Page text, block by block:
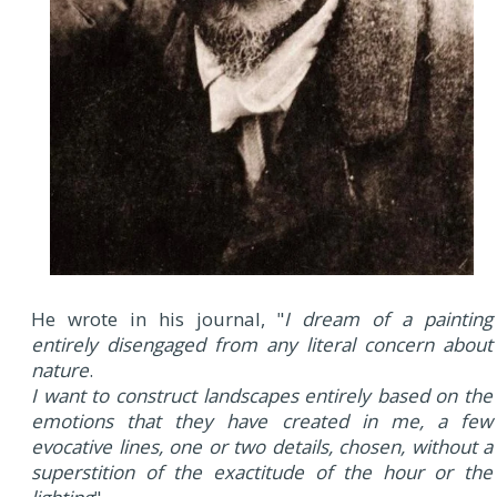
He wrote in his journal, "I dream of a painting
entirely disengaged from any literal concern about
nature.
I want to construct landscapes entirely based on the
emotions that they have created in me, a few
evocative lines, one or two details, chosen, without a
superstition of the exactitude of the hour or the